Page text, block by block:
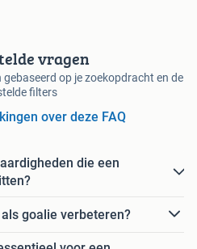
vragen
op je zoekopdracht en de
filters
over deze FAQ
die een
goalie verbeteren?